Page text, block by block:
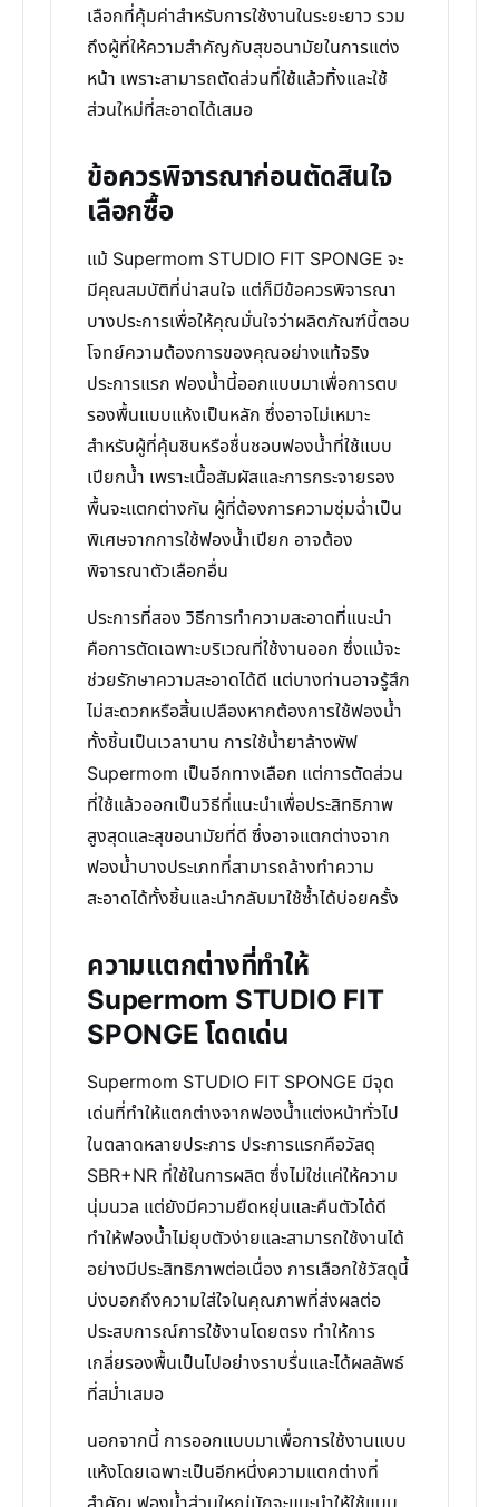
เลือกที่คุ้มค่าสำหรับการใช้งานในระยะยาว รวม
ถึงผู้ที่ให้ความสำคัญกับสุขอนามัยในการแต่ง
หน้า เพราะสามารถตัดส่วนที่ใช้แล้วทิ้งและใช้
ส่วนใหม่ที่สะอาดได้เสมอ
ข้อควรพิจารณาก่อนตัดสินใจ
เลือกซื้อ
แม้ Supermom STUDIO FIT SPONGE จะ
มีคุณสมบัติที่น่าสนใจ แต่ก็มีข้อควรพิจารณา
บางประการเพื่อให้คุณมั่นใจว่าผลิตภัณฑ์นี้ตอบ
โจทย์ความต้องการของคุณอย่างแท้จริง
ประการแรก ฟองน้ำนี้ออกแบบมาเพื่อการตบ
รองพื้นแบบแห้งเป็นหลัก ซึ่งอาจไม่เหมาะ
สำหรับผู้ที่คุ้นชินหรือชื่นชอบฟองน้ำที่ใช้แบบ
เปียกน้ำ เพราะเนื้อสัมผัสและการกระจายรอง
พื้นจะแตกต่างกัน ผู้ที่ต้องการความชุ่มฉ่ำเป็น
พิเศษจากการใช้ฟองน้ำเปียก อาจต้อง
พิจารณาตัวเลือกอื่น
ประการที่สอง วิธีการทำความสะอาดที่แนะนำ
คือการตัดเฉพาะบริเวณที่ใช้งานออก ซึ่งแม้จะ
ช่วยรักษาความสะอาดได้ดี แต่บางท่านอาจรู้สึก
ไม่สะดวกหรือสิ้นเปลืองหากต้องการใช้ฟองน้ำ
ทั้งชิ้นเป็นเวลานาน การใช้น้ำยาล้างพัฟ
Supermom เป็นอีกทางเลือก แต่การตัดส่วน
ที่ใช้แล้วออกเป็นวิธีที่แนะนำเพื่อประสิทธิภาพ
สูงสุดและสุขอนามัยที่ดี ซึ่งอาจแตกต่างจาก
ฟองน้ำบางประเภทที่สามารถล้างทำความ
สะอาดได้ทั้งชิ้นและนำกลับมาใช้ซ้ำได้บ่อยครั้ง
ความแตกต่างที่ทำให้
Supermom STUDIO FIT
SPONGE โดดเด่น
Supermom STUDIO FIT SPONGE มีจุด
เด่นที่ทำให้แตกต่างจากฟองน้ำแต่งหน้าทั่วไป
ในตลาดหลายประการ ประการแรกคือวัสดุ
SBR+NR ที่ใช้ในการผลิต ซึ่งไม่ใช่แค่ให้ความ
นุ่มนวล แต่ยังมีความยืดหยุ่นและคืนตัวได้ดี
ทำให้ฟองน้ำไม่ยุบตัวง่ายและสามารถใช้งานได้
อย่างมีประสิทธิภาพต่อเนื่อง การเลือกใช้วัสดุนี้
บ่งบอกถึงความใส่ใจในคุณภาพที่ส่งผลต่อ
ประสบการณ์การใช้งานโดยตรง ทำให้การ
เกลี่ยรองพื้นเป็นไปอย่างราบรื่นและได้ผลลัพธ์
ที่สม่ำเสมอ
นอกจากนี้ การออกแบบมาเพื่อการใช้งานแบบ
แห้งโดยเฉพาะเป็นอีกหนึ่งความแตกต่างที่